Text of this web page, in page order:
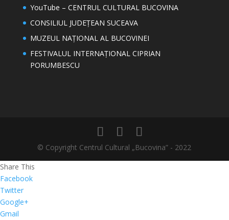
YouTube – CENTRUL CULTURAL BUCOVINA
CONSILIUL JUDEȚEAN SUCEAVA
MUZEUL NAȚIONAL AL BUCOVINEI
FESTIVALUL INTERNAȚIONAL CIPRIAN
PORUMBESCU
© Copyright Centrul Cultural „Bucovina” - 2022
Share This
Facebook
Twitter
Google+
Gmail